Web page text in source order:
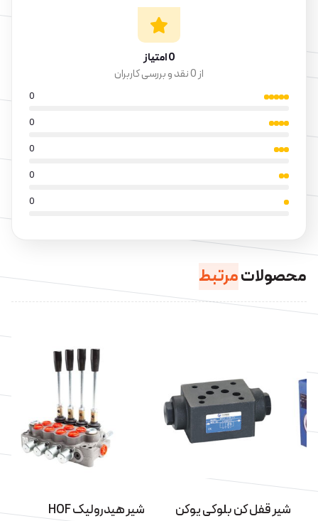
0 امتیاز
از 0 نقد و بررسی کاربران
0
0
0
0
0
محصولاتمرتبط
شیر قفل کن بلوکی یوکن
شیر هیدرولیک HOF